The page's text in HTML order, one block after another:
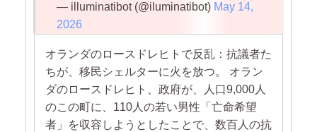
— illuminatibot (@iluminatibot) May 14,
2026
オランダのロースドレヒトで反乱：抗議者た
ちが、移民シェルターに火を放つ。 オラン
ダのロースドレヒト、政府が、人口9,000人
のこの町に、110人の若い男性「亡命希望
者」を収容しようとしたことで、数百人の抗